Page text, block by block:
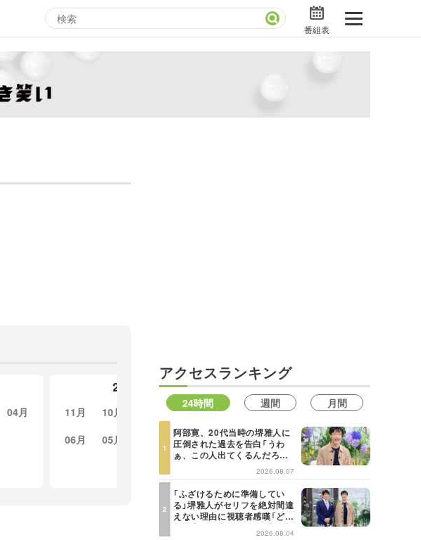
番組表
所さんお届けモノです！の気になるトコロ
04月
2023年
11月 10月
08月
06月
05月 01月
2022年
12月 11月 10月
09月
08月
06月 05月
04月
02月 01月
アクセスランキング
24時間 週間 月間
阿部寛、20代当時の堺雅人に
圧倒された過去を告白「うわ
ぁ、この人出てくるんだろう
な、と思った」【日曜日の初耳
学】
2026.08.07
「ふざけるために準備してい
る」堺雅人がセリフを絶対間違
えない理由に視聴者感嘆「どん
な仕事にも当てはまる」【日曜
2026.08.04